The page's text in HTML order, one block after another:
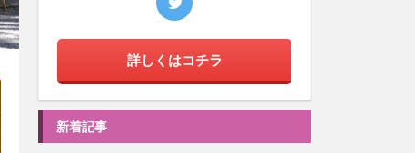
詳しくはコチラ
新着記事